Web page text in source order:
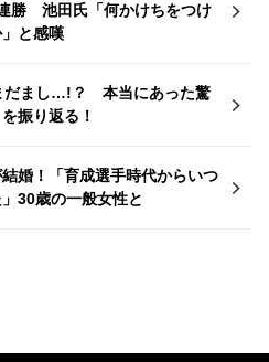
勝 池田氏「何かけちをつけ
と感嘆
だまし…!？ 本当にあった驚
振り返る！
婚！「育成選手時代からいつ
30歳の一般女性と